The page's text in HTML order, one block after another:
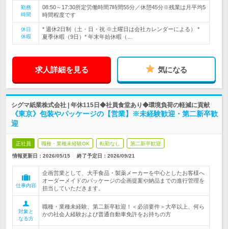
勤務
時間
08:50～17:30所定労働時間7時間55分／休憩45分※残業は月平均5
時間程度です
休日
休暇
* 週休2日制（土・日・祝 ※土曜日は会社カレンダーによる） *
夏季休暇（9日）* 年末年始休暇（…
求人詳細を見る 気になる
シグマ紙業株式会社 | 年休115日◆社員食堂あり◆環境負荷の軽減に貢献
《東京》包装やパッケージの【営業】※未経験歓迎・第二新卒歓
迎
正社員 職種・業種未経験OK 転勤なし 第二新卒歓迎
情報更新日：2026/05/15 終了予定日： 2026/09/21
仕事内容
企画営業として、大手食品・製薬メーカーを中心としたお客様へ
オーダーメイドのパッケージの企画提案や納品までの進行管理を
担当していただきます。
対象と
なる方
職種・業種未経験、第二新卒歓迎！＜必須要件＞大卒以上、何ら
かの社会人経験および普通自動車免許をお持ちの方